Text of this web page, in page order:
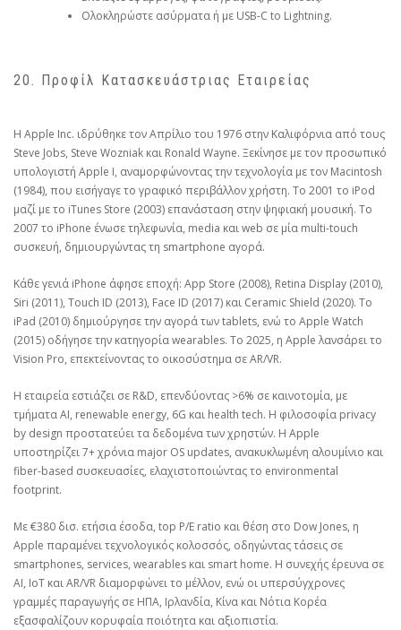
Ολοκληρώστε ασύρματα ή με USB-C to Lightning.
20. Προφίλ Κατασκευάστριας Εταιρείας
H Apple Inc. ιδρύθηκε τον Απρίλιο του 1976 στην Καλιφόρνια από τους
Steve Jobs, Steve Wozniak και Ronald Wayne. Ξεκίνησε με τον προσωπικό
υπολογιστή Apple I, αναμορφώνοντας την τεχνολογία με τον Macintosh
(1984), που εισήγαγε το γραφικό περιβάλλον χρήστη. Το 2001 το iPod
μαζί με το iTunes Store (2003) επανάσταση στην ψηφιακή μουσική. Το
2007 το iPhone ένωσε τηλεφωνία, media και web σε μία multi-touch
συσκευή, δημιουργώντας τη smartphone αγορά.
Κάθε γενιά iPhone άφησε εποχή: App Store (2008), Retina Display (2010),
Siri (2011), Touch ID (2013), Face ID (2017) και Ceramic Shield (2020). Το
iPad (2010) δημιούργησε την αγορά των tablets, ενώ το Apple Watch
(2015) οδήγησε την κατηγορία wearables. Το 2025, η Apple λανσάρει το
Vision Pro, επεκτείνοντας το οικοσύστημα σε AR/VR.
Η εταιρεία εστιάζει σε R&D, επενδύοντας >6% σε καινοτομία, με
τμήματα AI, renewable energy, 6G και health tech. Η φιλοσοφία privacy
by design προστατεύει τα δεδομένα των χρηστών. Η Apple
υποστηρίζει 7+ χρόνια major OS updates, ανακυκλωμένη αλουμίνιο και
fiber-based συσκευασίες, ελαχιστοποιώντας το environmental
footprint.
Με €380 δισ. ετήσια έσοδα, top P/E ratio και θέση στο Dow Jones, η
Apple παραμένει τεχνολογικός κολοσσός, οδηγώντας τάσεις σε
smartphones, services, wearables και smart home. Η συνεχής έρευνα σε
AI, IoT και AR/VR διαμορφώνει το μέλλον, ενώ οι υπερσύγχρονες
γραμμές παραγωγής σε ΗΠΑ, Ιρλανδία, Κίνα και Νότια Κορέα
εξασφαλίζουν κορυφαία ποιότητα και αξιοπιστία.